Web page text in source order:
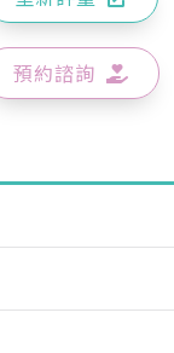
預約諮詢